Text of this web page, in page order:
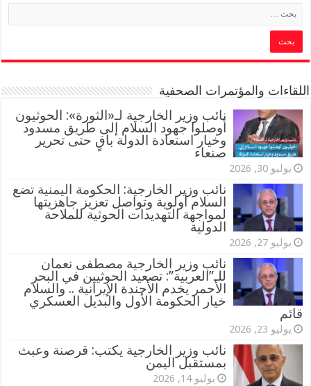
اللقاءات والمؤتمرات الصحفية
‏نائب وزير الخارجية لـ«الثورة»: الحوثيون
أوصلوا جهود السلام إلى طريق مسدود
وخيار استعادة الدولة باقٍ حتى تحرير
صنعاء
يوليو 30, 2026
نائب وزير الخارجية: الحكومة اليمنية تضع
السلام أولوية وتواصل تعزيز جاهزيتها
لمواجهة التهديدات الحوثية للملاحة
الدولية
يوليو 27, 2026
نائب وزير الخارجية مصطفى نعمان
للـ”العربية”: تصعيد الحوثيين في البحر
الأحمر يخدم الأجندة الإيرانية .. والسلام
خيار الحكومة الأول والبديل العسكري
قائم
يوليو 23, 2026
نائب وزير الخارجية يكتب: قرصنة وعبث
بمستقبل اليمن
يوليو 14, 2026